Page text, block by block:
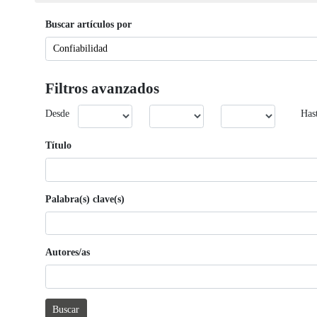
Buscar artículos por
Filtros avanzados
Desde
Título
Palabra(s) clave(s)
Autores/as
Buscar